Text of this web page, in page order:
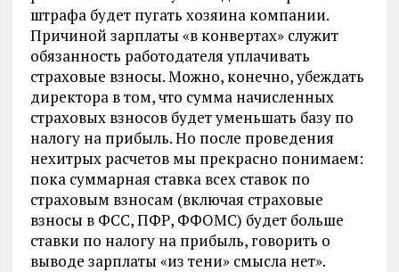
штрафа будет пугать хозяина компании.
Причиной зарплаты «в конвертах» служит
обязанность работодателя уплачивать
страховые взносы. Можно, конечно, убеждать
директора в том, что сумма начисленных
страховых взносов будет уменьшать базу по
налогу на прибыль. Но после проведения
нехитрых расчетов мы прекрасно понимаем:
пока суммарная ставка всех ставок по
страховым взносам (включая страховые
взносы в ФСС, ПФР, ФФОМС) будет больше
ставки по налогу на прибыль, говорить о
выводе зарплаты «из тени» смысла нет».